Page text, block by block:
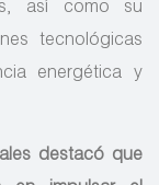
así como su
tecnológicas
energética y
destacó que